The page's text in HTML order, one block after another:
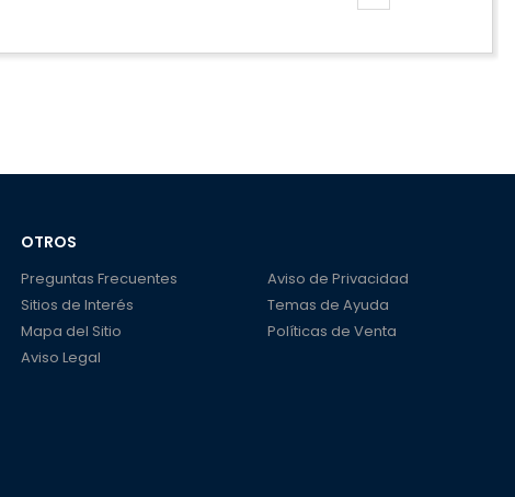
OTROS
Preguntas Frecuentes
Sitios de Interés
Mapa del Sitio
Aviso Legal
Aviso de Privacidad
Temas de Ayuda
Políticas de Venta